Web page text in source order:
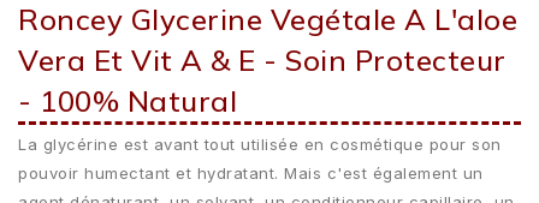
Roncey Glycerine Vegétale A L'aloe
Vera Et Vit A & E - Soin Protecteur
- 100% Natural
La glycérine est avant tout utilisée en cosmétique pour son
pouvoir humectant et hydratant. Mais c'est également un